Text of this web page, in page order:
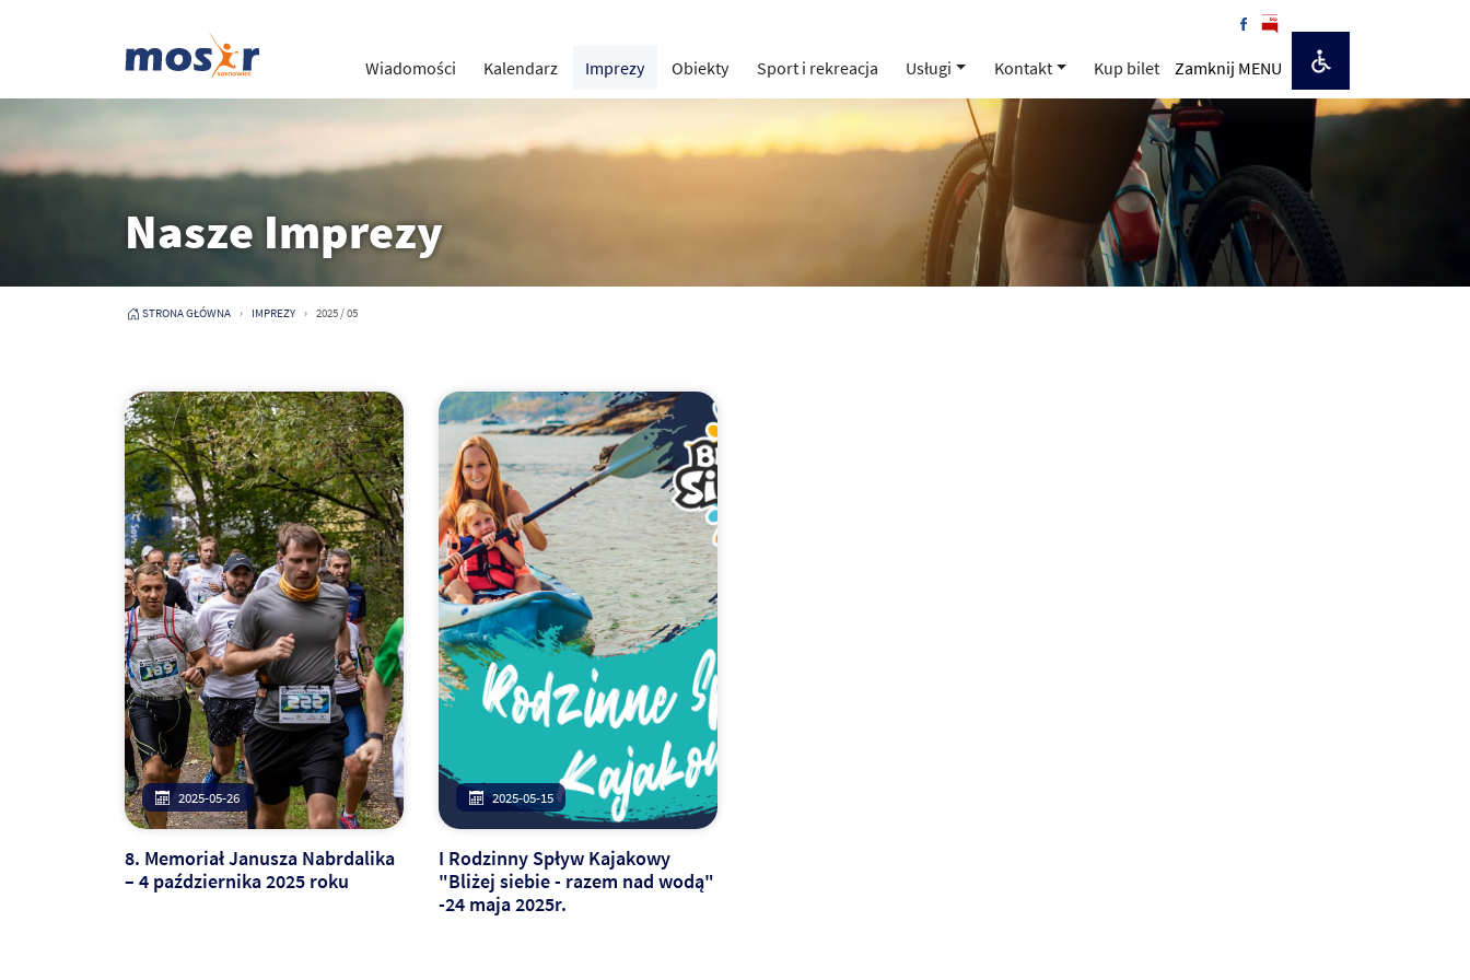
Wiadomości Kalendarz Imprezy Obiekty Sport i rekreacja Usługi Kontakt Kup bilet Zamknij MENU
Nasze Imprezy
STRONA GŁÓWNA IMPREZY 2025 / 05
2025-05-26
8. Memoriał Janusza Nabrdalika
– 4 października 2025 roku
2025-05-15
I Rodzinny Spływ Kajakowy
"Bliżej siebie - razem nad wodą"
-24 maja 2025r.